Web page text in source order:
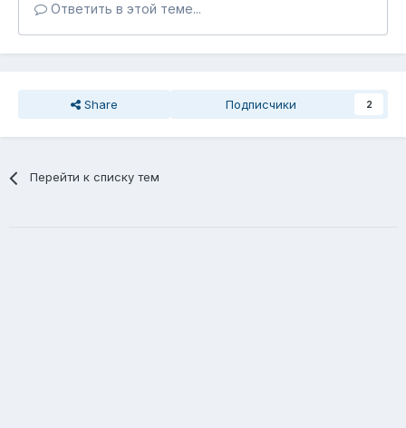
Ответить в этой теме...
Share Подписчики 2
Перейти к списку тем